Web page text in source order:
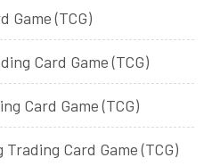
Game (TCG)
Card Game (TCG)
Card Game (TCG)
Card Game (TCG)